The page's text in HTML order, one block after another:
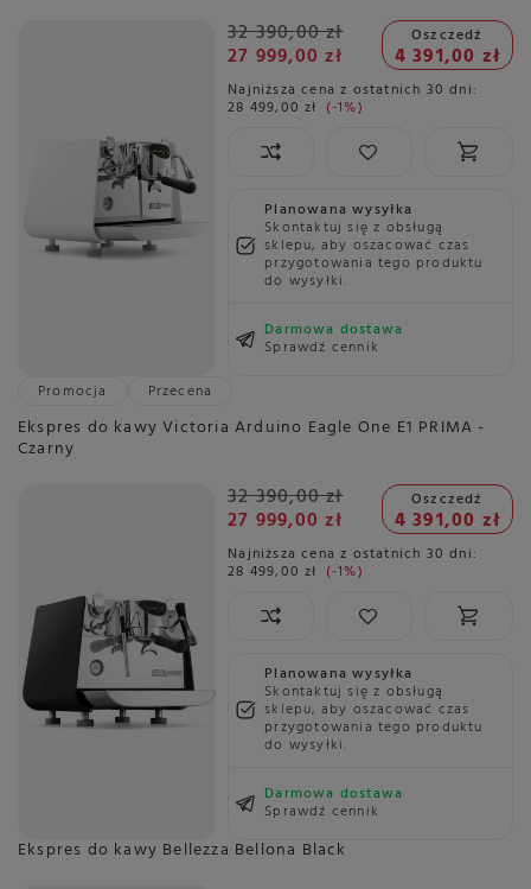
32 390,00 zł
27 999,00 zł
Oszczedź
4 391,00 zł
Najniższa cena z ostatnich 30 dni:
28 499,00 zł -1%
Planowana wysyłka
Skontaktuj się z obsługą
sklepu, aby oszacować czas
przygotowania tego produktu
do wysyłki.
Darmowa dostawa
Sprawdź cennik
Promocja
Przecena
Ekspres do kawy Victoria Arduino Eagle One E1 PRIMA -
Czarny
32 390,00 zł
27 999,00 zł
Oszczedź
4 391,00 zł
Najniższa cena z ostatnich 30 dni:
28 499,00 zł -1%
Planowana wysyłka
Skontaktuj się z obsługą
sklepu, aby oszacować czas
przygotowania tego produktu
do wysyłki.
Darmowa dostawa
Sprawdź cennik
Ekspres do kawy Bellezza Bellona Black